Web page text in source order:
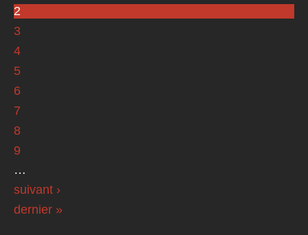
2
3
4
5
6
7
8
9
…
suivant ›
dernier »